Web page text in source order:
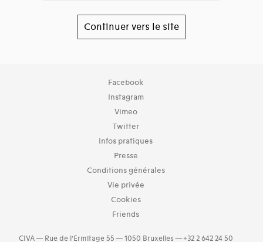
Continuer vers le site
Collection
TOUT (10)
Archives (10)
Typologies documents
Séries (activités) (52)
05-architecture de l'administration et vie publique (1)
10-architecture commémorative, funéraire et votive (2)
11-architecture religieuse (1)
12-architecture de l'éducation, information et sciences (1)
Facebook
Instagram
Vimeo
Twitter
Infos pratiques
Presse
Conditions générales
Vie privée
Cookies
Friends
CIVA — Rue de l’Ermitage 55 — 1050 Bruxelles — +32 2 642 24 50